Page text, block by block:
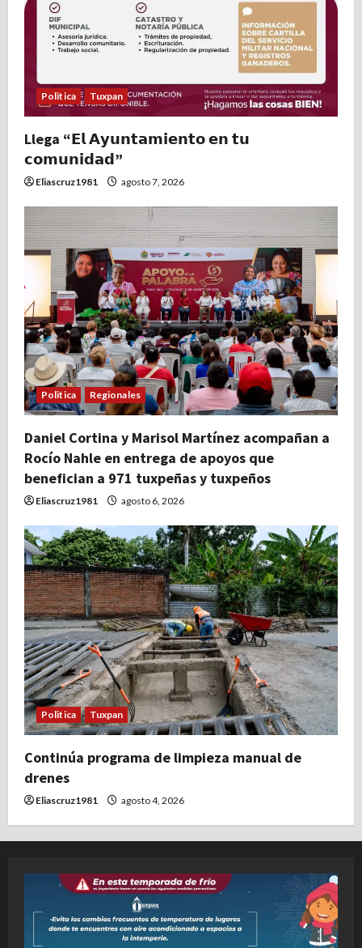
Politica Tuxpan
Llega “𝗘𝗹 𝗔𝘆𝘂𝗻𝘁𝗮𝗺𝗶𝗲𝗻𝘁𝗼 𝗲𝗻 𝘁𝘂
𝗰𝗼𝗺𝘂𝗻𝗶𝗱𝗮𝗱”
Eliascruz1981 agosto 7, 2026
Politica Regionales
Daniel Cortina y Marisol Martínez acompañan a
Rocío Nahle en entrega de apoyos que
benefician a 971 tuxpeñas y tuxpeños
Eliascruz1981 agosto 6, 2026
Politica Tuxpan
Continúa programa de limpieza manual de
drenes
Eliascruz1981 agosto 4, 2026